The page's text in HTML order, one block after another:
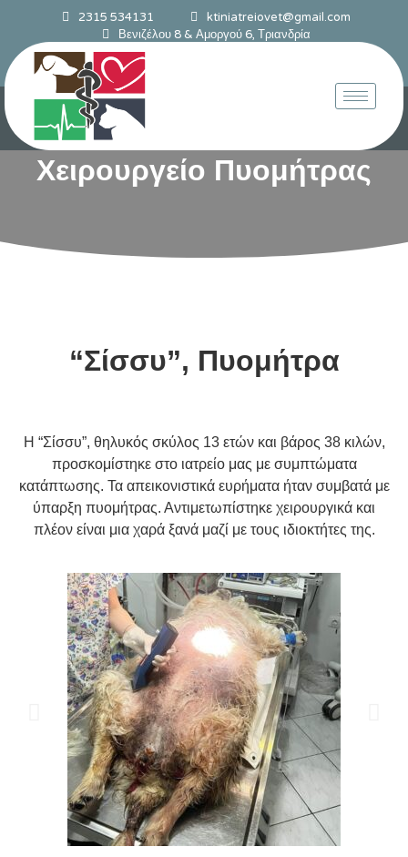
2315 534131
ktiniatreiovet@gmail.com
Βενιζέλου 8 & Αμοργού 6, Τριανδρία
Χειρουργείο Πυομήτρας
“Σίσσυ”, Πυομήτρα
Η “Σίσσυ”, θηλυκός σκύλος 13 ετών και βάρος 38 κιλών,
προσκομίστηκε στο ιατρείο μας με συμπτώματα
κατάπτωσης. Τα απεικονιστικά ευρήματα ήταν συμβατά με
ύπαρξη πυομήτρας. Αντιμετωπίστηκε χειρουργικά και
πλέον είναι μια χαρά ξανά μαζί με τους ιδιοκτήτες της.